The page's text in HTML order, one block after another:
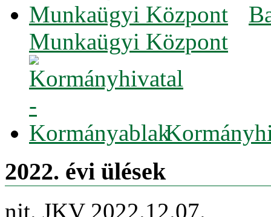
Munkaügyi Központ
2022. évi ülések
njt. JKV 2022.12.07.